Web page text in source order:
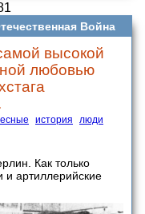
Война
высокой
любовью
история
люди
Как только
артиллерийские